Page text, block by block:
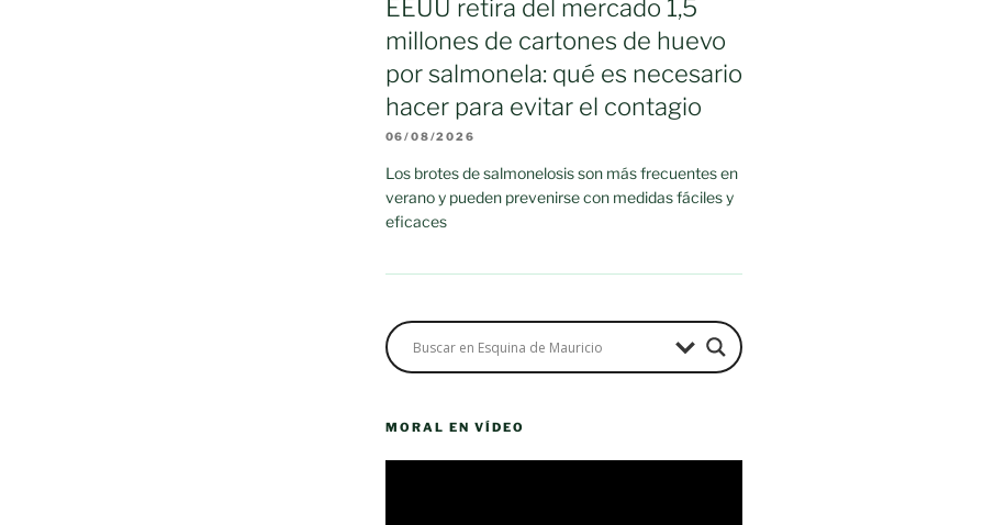
EEUU retira del mercado 1,5
millones de cartones de huevo
por salmonela: qué es necesario
hacer para evitar el contagio
06/08/2026
Los brotes de salmonelosis son más frecuentes en
verano y pueden prevenirse con medidas fáciles y
eficaces
MORAL EN VÍDEO